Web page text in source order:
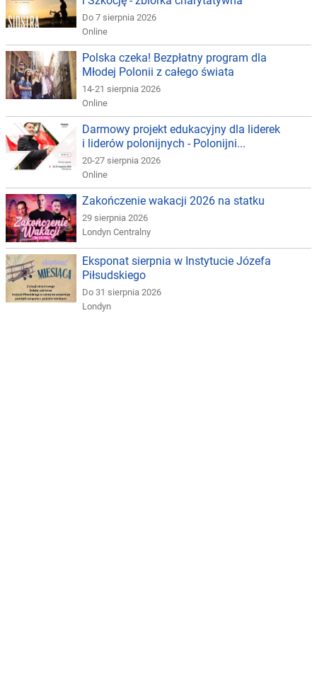
Do 7 sierpnia 2026
Online
Polska czeka! Bezpłatny program dla
Młodej Polonii z całego świata
14-21 sierpnia 2026
Online
Darmowy projekt edukacyjny dla liderek
i liderów polonijnych - Polonijni...
20-27 sierpnia 2026
Online
Zakończenie wakacji 2026 na statku
29 sierpnia 2026
Londyn Centralny
Eksponat sierpnia w Instytucie Józefa
Piłsudskiego
Do 31 sierpnia 2026
Londyn